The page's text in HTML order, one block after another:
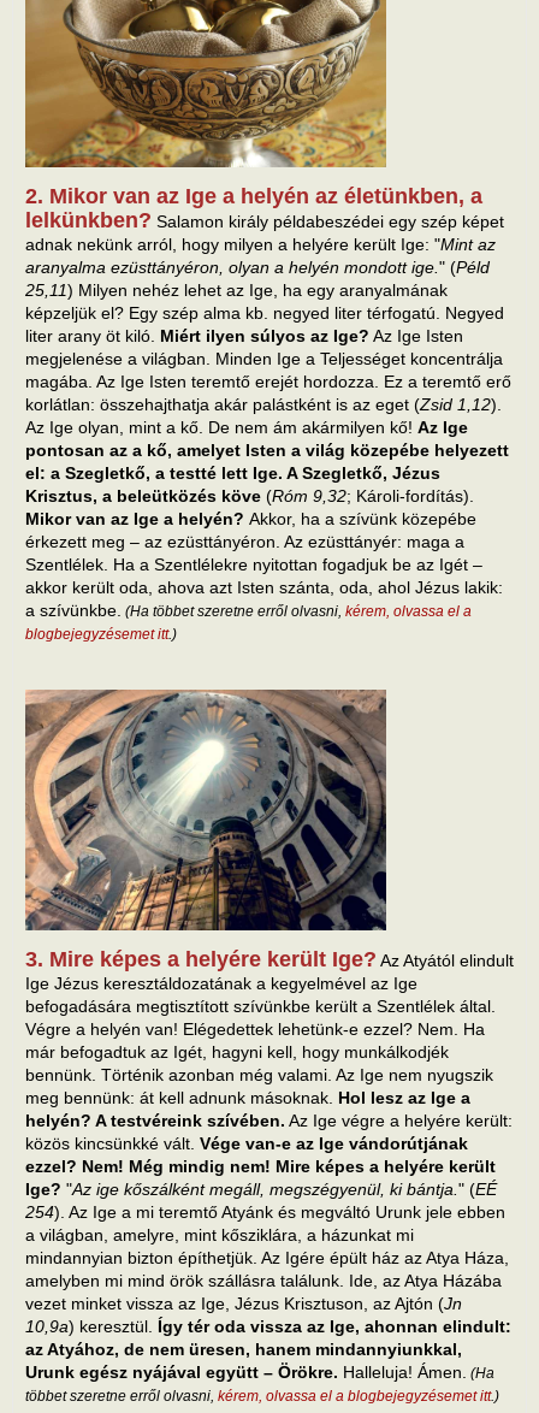
2. Mikor van az Ige a helyén az életünkben, a
lelkünkben? Salamon király példabeszédei egy szép képet
adnak nekünk arról, hogy milyen a helyére került Ige: "Mint az
aranyalma ezüsttányéron, olyan a helyén mondott ige. " (Péld
25,11) Milyen nehéz lehet az Ige, ha egy aranyalmának
képzeljük el? Egy szép alma kb. negyed liter térfogatú. Negyed
liter arany öt kiló. Miért ilyen súlyos az Ige? Az Ige Isten
megjelenése a világban. Minden Ige a Teljességet koncentrálja
magába. Az Ige Isten teremtő erejét hordozza. Ez a teremtő erő
korlátlan: összehajthatja akár palástként is az eget (Zsid 1,12).
Az Ige olyan, mint a kő. De nem ám akármilyen kő! Az Ige
pontosan az a kő, amelyet Isten a világ közepébe helyezett
el: a Szegletkő, a testté lett Ige. A Szegletkő, Jézus
Krisztus, a beleütközés köve (Róm 9,32; Károli-fordítás).
Mikor van az Ige a helyén? Akkor, ha a szívünk közepébe
érkezett meg – az ezüsttányéron. Az ezüsttányér: maga a
Szentlélek. Ha a Szentlélekre nyitottan fogadjuk be az Igét –
akkor került oda, ahova azt Isten szánta, oda, ahol Jézus lakik:
a szívünkbe. (Ha többet szeretne erről olvasni, kérem, olvassa el a
blogbejegyzésemet itt.)
3. Mire képes a helyére került Ige? Az Atyától elindult
Ige Jézus keresztáldozatának a kegyelmével az Ige
befogadására megtisztított szívünkbe került a Szentlélek által.
Végre a helyén van! Elégedettek lehetünk-e ezzel? Nem. Ha
már befogadtuk az Igét, hagyni kell, hogy munkálkodjék
bennünk. Történik azonban még valami. Az Ige nem nyugszik
meg bennünk: át kell adnunk másoknak. Hol lesz az Ige a
helyén? A testvéreink szívében. Az Ige végre a helyére került:
közös kincsünkké vált. Vége van-e az Ige vándorútjának
ezzel? Nem! Még mindig nem! Mire képes a helyére került
Ige? "Az ige kőszálként megáll, megszégyenül, ki bántja. " (EÉ
254). Az Ige a mi teremtő Atyánk és megváltó Urunk jele ebben
a világban, amelyre, mint kősziklára, a házunkat mi
mindannyian bizton építhetjük. Az Igére épült ház az Atya Háza,
amelyben mi mind örök szállásra találunk. Ide, az Atya Házába
vezet minket vissza az Ige, Jézus Krisztuson, az Ajtón (Jn
10,9a) keresztül. Így tér oda vissza az Ige, ahonnan elindult:
az Atyához, de nem üresen, hanem mindannyiunkkal,
Urunk egész nyájával együtt – Örökre. Halleluja! Ámen. (Ha
többet szeretne erről olvasni, kérem, olvassa el a blogbejegyzésemet itt.)